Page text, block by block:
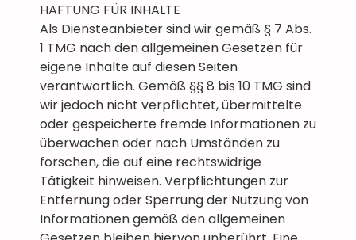
HAFTUNG FÜR INHALTE
Als Diensteanbieter sind wir gemäß § 7 Abs.
1 TMG nach den allgemeinen Gesetzen für
eigene Inhalte auf diesen Seiten
verantwortlich. Gemäß §§ 8 bis 10 TMG sind
wir jedoch nicht verpflichtet, übermittelte
oder gespeicherte fremde Informationen zu
überwachen oder nach Umständen zu
forschen, die auf eine rechtswidrige
Tätigkeit hinweisen. Verpflichtungen zur
Entfernung oder Sperrung der Nutzung von
Informationen gemäß den allgemeinen